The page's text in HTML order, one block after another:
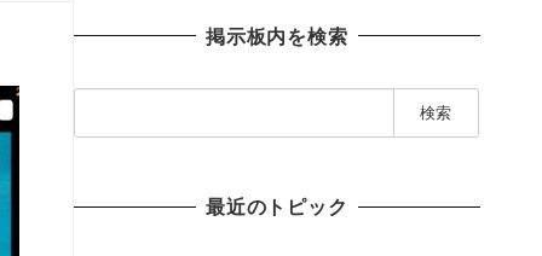
掲示板内を検索
索
最近のトピック